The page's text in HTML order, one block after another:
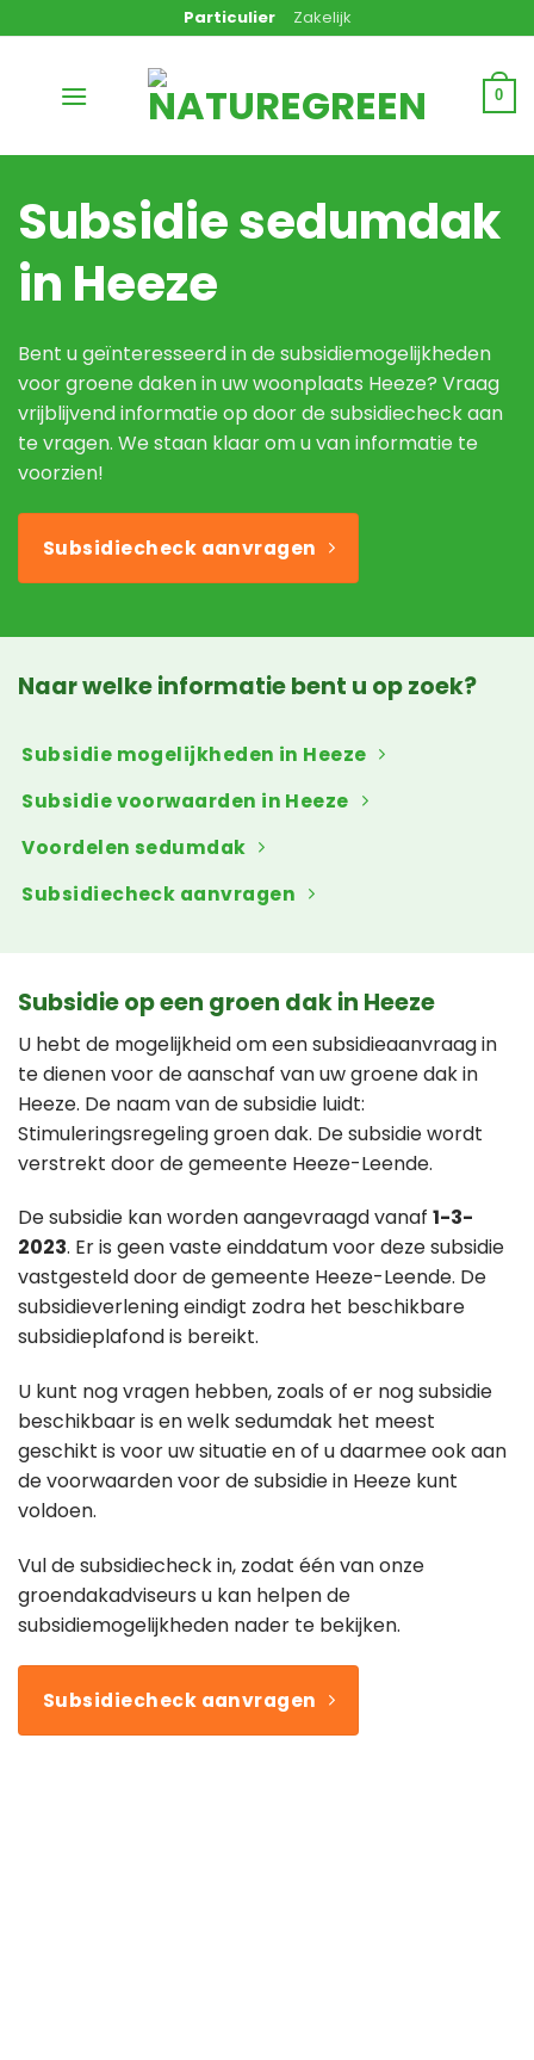
naar
Particulier Zakelijk
0
Subsidie sedumdak
in Heeze
Bent u geïnteresseerd in de subsidiemogelijkheden
voor groene daken in uw woonplaats Heeze? Vraag
vrijblijvend informatie op door de subsidiecheck aan
te vragen. We staan klaar om u van informatie te
voorzien!
Subsidiecheck aanvragen
Naar welke informatie bent u op zoek?
Subsidie mogelijkheden in Heeze
Subsidie voorwaarden in Heeze
Voordelen sedumdak
Subsidiecheck aanvragen
Subsidie op een groen dak in Heeze
U hebt de mogelijkheid om een subsidieaanvraag in
te dienen voor de aanschaf van uw groene dak in
Heeze. De naam van de subsidie luidt:
Stimuleringsregeling groen dak. De subsidie wordt
verstrekt door de gemeente Heeze-Leende.
De subsidie kan worden aangevraagd vanaf 1-3-
2023. Er is geen vaste einddatum voor deze subsidie
vastgesteld door de gemeente Heeze-Leende. De
subsidieverlening eindigt zodra het beschikbare
subsidieplafond is bereikt.
U kunt nog vragen hebben, zoals of er nog subsidie
beschikbaar is en welk sedumdak het meest
geschikt is voor uw situatie en of u daarmee ook aan
de voorwaarden voor de subsidie in Heeze kunt
voldoen.
Vul de subsidiecheck in, zodat één van onze
groendakadviseurs u kan helpen de
subsidiemogelijkheden nader te bekijken.
Subsidiecheck aanvragen